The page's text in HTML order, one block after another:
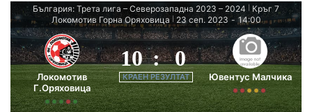
България: Трета лига – Северозападна 2023 – 2024
Кръг 7
Локомотив Горна Оряховица
23 сеп. 2023 - 14:00
Локомотив
Г.Оряховица
10 : 0
КРАЕН РЕЗУЛТАТ Ювентус Малчика